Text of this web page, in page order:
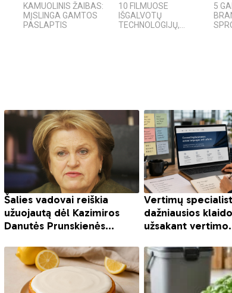
KAMUOLINIS ŽAIBAS:
MĮSLINGA GAMTOS
PASLAPTIS
10 FILMUOSE
IŠGALVOTŲ
TECHNOLOGIJŲ,...
5